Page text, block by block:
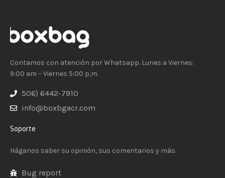
Contamos con atención por Whatsapp. Lunes a Viernes:
9:00 am – Viernes 5:00 p,m.
506) 6442-7910
info@boxbgacr.com
Soporte
Háganos saber su opinión, sus comentarios y más.
Bug report